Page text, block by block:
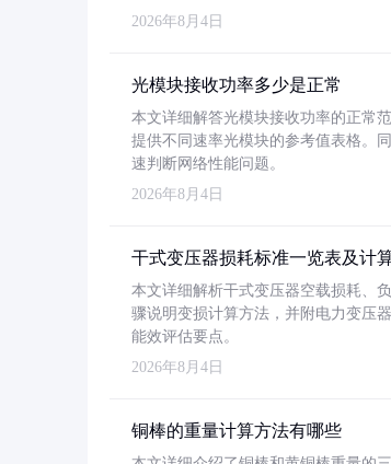
2026年8月4日
光模块接收功率多少是正常
本文详细解答光模块接收功率的正常
提供不同速率光模块的参考值表格。
速判断网络性能问题。
2026年8月4日
干式变压器损耗标准一览表及计
本文详细解析干式变压器空载损耗、
骤说明变损计算方法，并附电力变压
能效评估要点。
2026年8月4日
铜棒的重量计算方法有哪些